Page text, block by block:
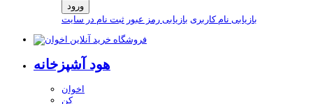
ورود
بازیابی نام کاربری بازیابی رمز عبور ثبت نام در سایت
هود آشپزخانه
اخوان
کن